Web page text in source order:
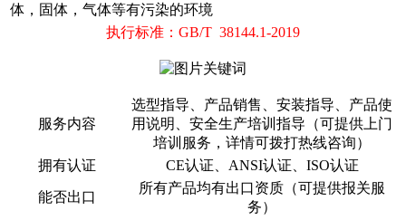
体，固体，气体等有污染的环境
执行标准：GB/T 38144.1-2019
服务内容
选型指导、产品销售、安装指导、产品使
用说明、安全生产培训指导（可提供上门
培训服务，详情可拨打热线咨询）
拥有认证
CE认证、ANSI认证、ISO认证
能否出口
所有产品均有出口资质（可提供报关服
务）